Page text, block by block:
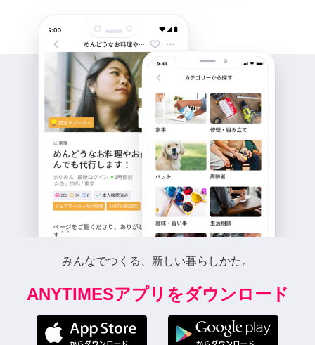
みんなでつくる、新しい暮らしかた。
ANYTIMESアプリをダウンロード